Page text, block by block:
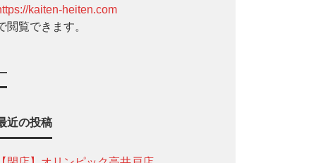
kaiten-heiten.com
閲覧できます。
近の投稿